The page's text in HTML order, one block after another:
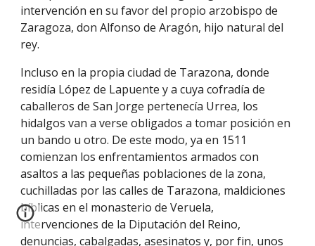
intervención en su favor del propio arzobispo de
Zaragoza, don Alfonso de Aragón, hijo natural del
rey.
Incluso en la propia ciudad de Tarazona, donde
residía López de Lapuente y a cuya cofradía de
caballeros de San Jorge pertenecía Urrea, los
hidalgos van a verse obligados a tomar posición en
un bando u otro. De este modo, ya en 1511
comienzan los enfrentamientos armados con
asaltos a las pequeñas poblaciones de la zona,
cuchilladas por las calles de Tarazona, maldiciones
bíblicas en el monasterio de Veruela,
intervenciones de la Diputación del Reino,
denuncias, cabalgadas, asesinatos y, por fin, unos